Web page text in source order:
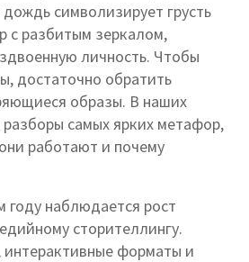
символизирует грусть
с разбитым зеркалом,
личность. Чтобы
достаточно обратить
образы. В наших
самых ярких метафор,
работают и почему
году наблюдается рост
сторителлингу.
форматы и